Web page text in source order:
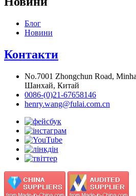
Блог
Новини
Контакти
No.7001 Zhongchun Road,
Шанхай, Китай
0086-(0)21-67658146
henry.wang@fulai.com.cn